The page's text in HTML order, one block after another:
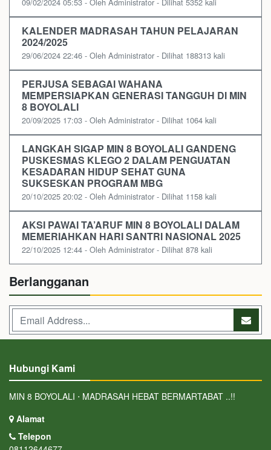
KALENDER MADRASAH TAHUN PELAJARAN
2024/2025
29/06/2024 22:46 - Oleh Administrator - Dilihat 188313 kali
PERJUSA SEBAGAI WAHANA
MEMPERSIAPKAN GENERASI TANGGUH DI MIN
8 BOYOLALI
20/09/2025 17:03 - Oleh Administrator - Dilihat 1064 kali
LANGKAH SIGAP MIN 8 BOYOLALI GANDENG
PUSKESMAS KLEGO 2 DALAM PENGUATAN
KESADARAN HIDUP SEHAT GUNA
SUKSESKAN PROGRAM MBG
20/10/2025 20:02 - Oleh Administrator - Dilihat 1158 kali
AKSI PAWAI TA’ARUF MIN 8 BOYOLALI DALAM
MEMERIAHKAN HARI SANTRI NASIONAL 2025
22/10/2025 12:44 - Oleh Administrator - Dilihat 878 kali
Berlangganan
Hubungi Kami
MIN 8 BOYOLALI ⋅ MADRASAH HEBAT BERMARTABAT ..!!
Alamat
Telepon